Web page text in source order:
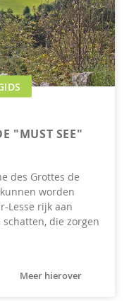
"MUST SEE"
des Grottes de
worden
Lesse rijk aan
die zorgen
Meer hierover